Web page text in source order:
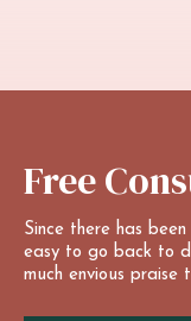
Free
Since there has been
easy to go back to
much envious praise